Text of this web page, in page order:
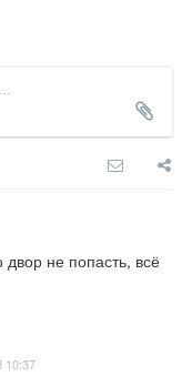
не попасть, всё
10:37